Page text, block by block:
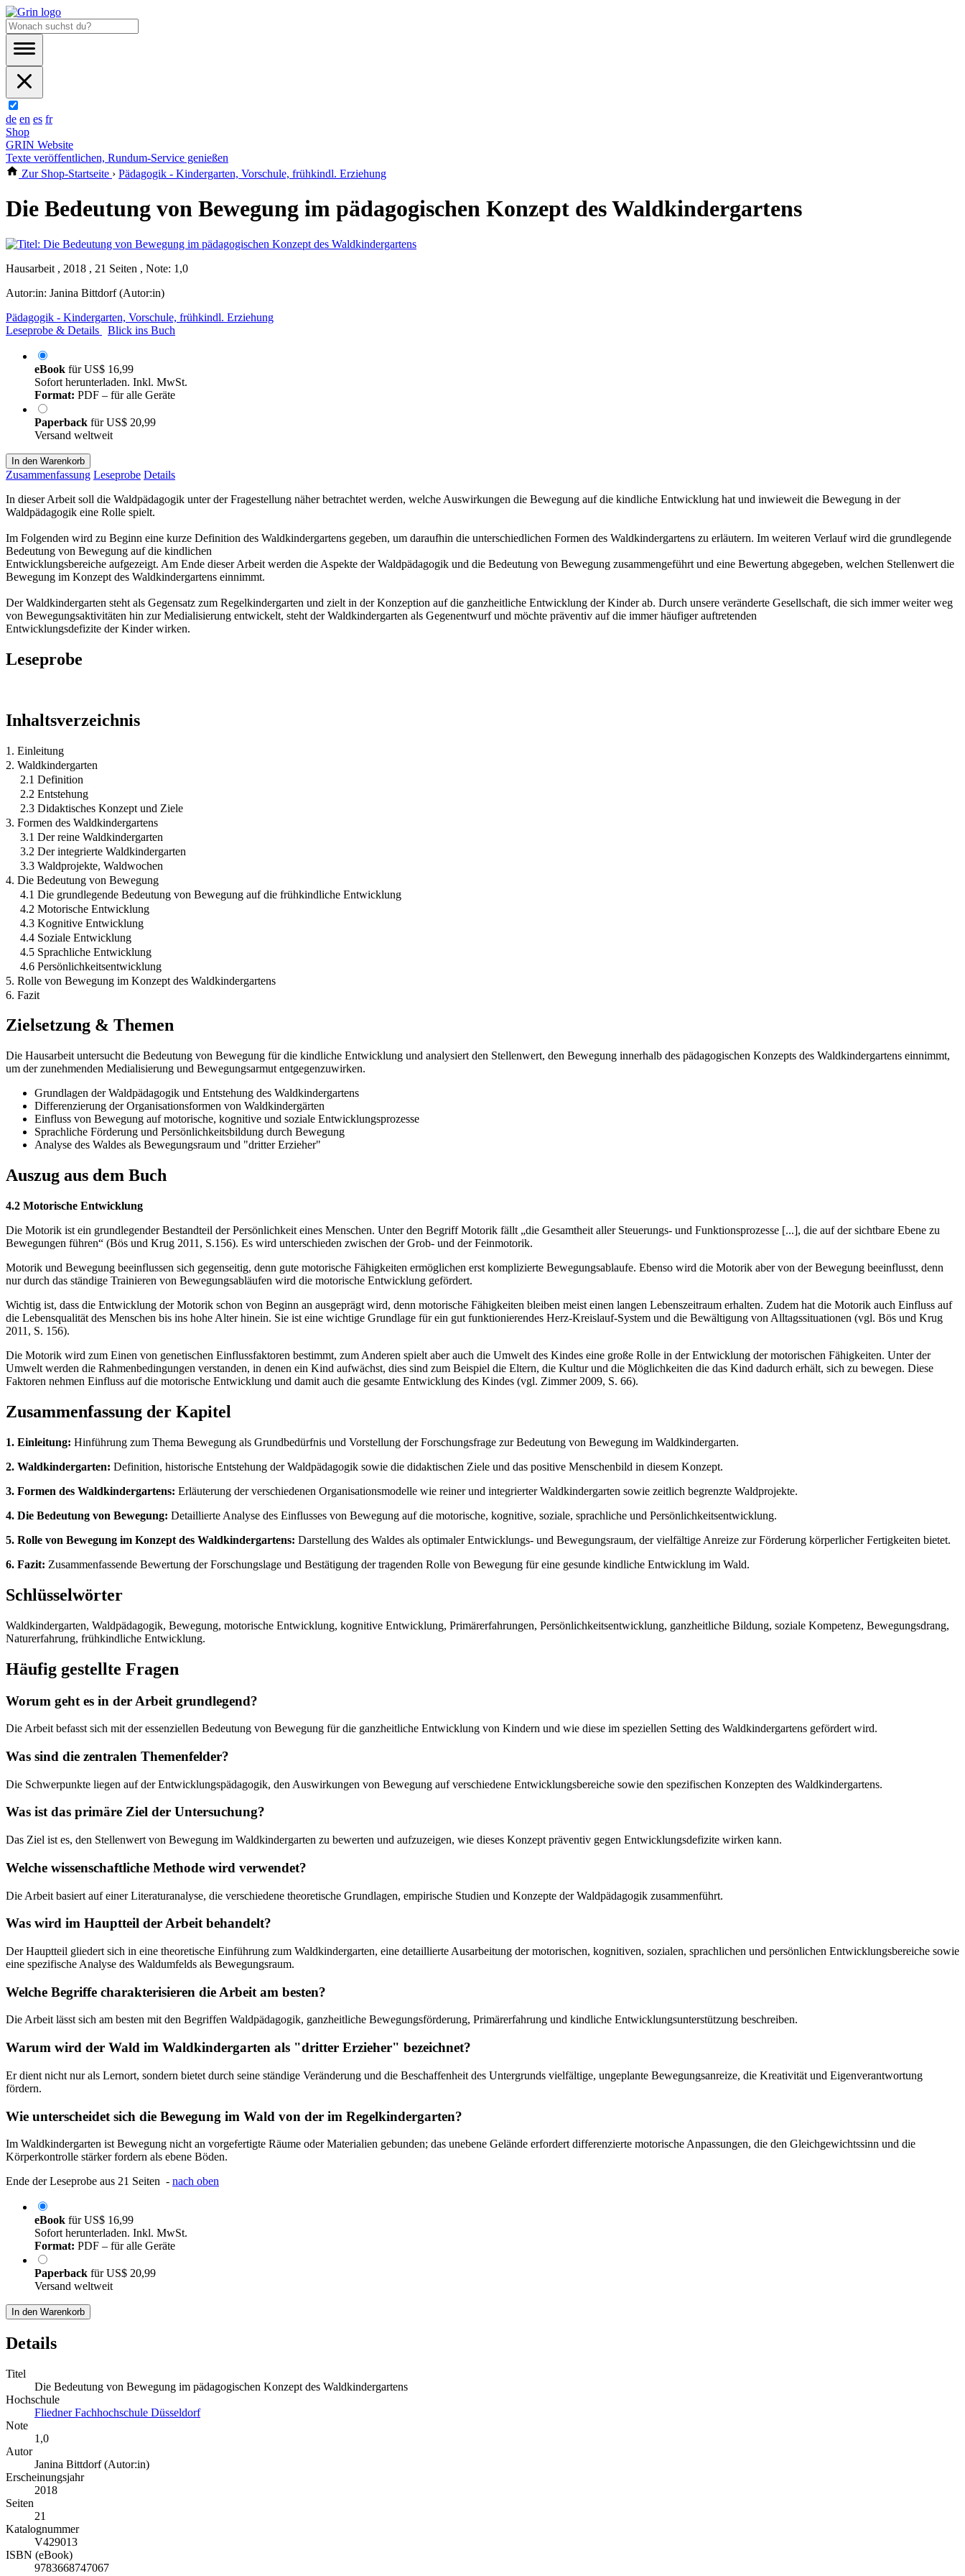
de en es fr
Shop
GRIN Website
Texte veröffentlichen, Rundum-Service genießen
Zur Shop-Startseite › Pädagogik - Kindergarten, Vorschule, frühkindl. Erziehung
Die Bedeutung von Bewegung im pädagogischen Konzept des Waldkindergartens
Hausarbeit , 2018 , 21 Seiten , Note: 1,0
Autor:in: Janina Bittdorf (Autor:in)
Pädagogik - Kindergarten, Vorschule, frühkindl. Erziehung
Leseprobe & Details
Blick ins Buch
eBook fürUS$ 16,99
Sofort herunterladen. Inkl. MwSt.
Format: PDF – für alle Geräte
Paperback fürUS$ 20,99
Versand weltweit
In den Warenkorb
Zusammenfassung Leseprobe Details
In dieser Arbeit soll die Waldpädagogik unter der Fragestellung näher betrachtet werden, welche Auswirkungen die Bewegung auf die kindliche Entwicklung hat und inwieweit die Bewegung in der
Waldpädagogik eine Rolle spielt.
Im Folgenden wird zu Beginn eine kurze Definition des Waldkindergartens gegeben, um daraufhin die unterschiedlichen Formen des Waldkindergartens zu erläutern. Im weiteren Verlauf wird die grundlegende
Bedeutung von Bewegung auf die kindlichen
Entwicklungsbereiche aufgezeigt. Am Ende dieser Arbeit werden die Aspekte der Waldpädagogik und die Bedeutung von Bewegung zusammengeführt und eine Bewertung abgegeben, welchen Stellenwert die
Bewegung im Konzept des Waldkindergartens einnimmt.
Der Waldkindergarten steht als Gegensatz zum Regelkindergarten und zielt in der Konzeption auf die ganzheitliche Entwicklung der Kinder ab. Durch unsere veränderte Gesellschaft, die sich immer weiter weg
von Bewegungsaktivitäten hin zur Medialisierung entwickelt, steht der Waldkindergarten als Gegenentwurf und möchte präventiv auf die immer häufiger auftretenden
Entwicklungsdefizite der Kinder wirken.
Leseprobe
Inhaltsverzeichnis
1. Einleitung
2. Waldkindergarten
2.1 Definition
2.2 Entstehung
2.3 Didaktisches Konzept und Ziele
3. Formen des Waldkindergartens
3.1 Der reine Waldkindergarten
3.2 Der integrierte Waldkindergarten
3.3 Waldprojekte, Waldwochen
4. Die Bedeutung von Bewegung
4.1 Die grundlegende Bedeutung von Bewegung auf die frühkindliche Entwicklung
4.2 Motorische Entwicklung
4.3 Kognitive Entwicklung
4.4 Soziale Entwicklung
4.5 Sprachliche Entwicklung
4.6 Persönlichkeitsentwicklung
5. Rolle von Bewegung im Konzept des Waldkindergartens
6. Fazit
Zielsetzung & Themen
Die Hausarbeit untersucht die Bedeutung von Bewegung für die kindliche Entwicklung und analysiert den Stellenwert, den Bewegung innerhalb des pädagogischen Konzepts des Waldkindergartens einnimmt,
um der zunehmenden Medialisierung und Bewegungsarmut entgegenzuwirken.
Grundlagen der Waldpädagogik und Entstehung des Waldkindergartens
Differenzierung der Organisationsformen von Waldkindergärten
Einfluss von Bewegung auf motorische, kognitive und soziale Entwicklungsprozesse
Sprachliche Förderung und Persönlichkeitsbildung durch Bewegung
Analyse des Waldes als Bewegungsraum und "dritter Erzieher"
Auszug aus dem Buch
4.2 Motorische Entwicklung
Die Motorik ist ein grundlegender Bestandteil der Persönlichkeit eines Menschen. Unter den Begriff Motorik fällt „die Gesamtheit aller Steuerungs- und Funktionsprozesse [...], die auf der sichtbare Ebene zu
Bewegungen führen“ (Bös und Krug 2011, S.156). Es wird unterschieden zwischen der Grob- und der Feinmotorik.
Motorik und Bewegung beeinflussen sich gegenseitig, denn gute motorische Fähigkeiten ermöglichen erst komplizierte Bewegungsablaufe. Ebenso wird die Motorik aber von der Bewegung beeinflusst, denn
nur durch das ständige Trainieren von Bewegungsabläufen wird die motorische Entwicklung gefördert.
Wichtig ist, dass die Entwicklung der Motorik schon von Beginn an ausgeprägt wird, denn motorische Fähigkeiten bleiben meist einen langen Lebenszeitraum erhalten. Zudem hat die Motorik auch Einfluss auf
die Lebensqualität des Menschen bis ins hohe Alter hinein. Sie ist eine wichtige Grundlage für ein gut funktionierendes Herz-Kreislauf-System und die Bewältigung von Alltagssituationen (vgl. Bös und Krug
2011, S. 156).
Die Motorik wird zum Einen von genetischen Einflussfaktoren bestimmt, zum Anderen spielt aber auch die Umwelt des Kindes eine große Rolle in der Entwicklung der motorischen Fähigkeiten. Unter der
Umwelt werden die Rahmenbedingungen verstanden, in denen ein Kind aufwächst, dies sind zum Beispiel die Eltern, die Kultur und die Möglichkeiten die das Kind dadurch erhält, sich zu bewegen. Diese
Faktoren nehmen Einfluss auf die motorische Entwicklung und damit auch die gesamte Entwicklung des Kindes (vgl. Zimmer 2009, S. 66).
Zusammenfassung der Kapitel
1. Einleitung: Hinführung zum Thema Bewegung als Grundbedürfnis und Vorstellung der Forschungsfrage zur Bedeutung von Bewegung im Waldkindergarten.
2. Waldkindergarten: Definition, historische Entstehung der Waldpädagogik sowie die didaktischen Ziele und das positive Menschenbild in diesem Konzept.
3. Formen des Waldkindergartens: Erläuterung der verschiedenen Organisationsmodelle wie reiner und integrierter Waldkindergarten sowie zeitlich begrenzte Waldprojekte.
4. Die Bedeutung von Bewegung: Detaillierte Analyse des Einflusses von Bewegung auf die motorische, kognitive, soziale, sprachliche und Persönlichkeitsentwicklung.
5. Rolle von Bewegung im Konzept des Waldkindergartens: Darstellung des Waldes als optimaler Entwicklungs- und Bewegungsraum, der vielfältige Anreize zur Förderung körperlicher Fertigkeiten bietet.
6. Fazit: Zusammenfassende Bewertung der Forschungslage und Bestätigung der tragenden Rolle von Bewegung für eine gesunde kindliche Entwicklung im Wald.
Schlüsselwörter
Waldkindergarten, Waldpädagogik, Bewegung, motorische Entwicklung, kognitive Entwicklung, Primärerfahrungen, Persönlichkeitsentwicklung, ganzheitliche Bildung, soziale Kompetenz, Bewegungsdrang,
Naturerfahrung, frühkindliche Entwicklung.
Häufig gestellte Fragen
Worum geht es in der Arbeit grundlegend?
Die Arbeit befasst sich mit der essenziellen Bedeutung von Bewegung für die ganzheitliche Entwicklung von Kindern und wie diese im speziellen Setting des Waldkindergartens gefördert wird.
Was sind die zentralen Themenfelder?
Die Schwerpunkte liegen auf der Entwicklungspädagogik, den Auswirkungen von Bewegung auf verschiedene Entwicklungsbereiche sowie den spezifischen Konzepten des Waldkindergartens.
Was ist das primäre Ziel der Untersuchung?
Das Ziel ist es, den Stellenwert von Bewegung im Waldkindergarten zu bewerten und aufzuzeigen, wie dieses Konzept präventiv gegen Entwicklungsdefizite wirken kann.
Welche wissenschaftliche Methode wird verwendet?
Die Arbeit basiert auf einer Literaturanalyse, die verschiedene theoretische Grundlagen, empirische Studien und Konzepte der Waldpädagogik zusammenführt.
Was wird im Hauptteil der Arbeit behandelt?
Der Hauptteil gliedert sich in eine theoretische Einführung zum Waldkindergarten, eine detaillierte Ausarbeitung der motorischen, kognitiven, sozialen, sprachlichen und persönlichen Entwicklungsbereiche sowie
eine spezifische Analyse des Waldumfelds als Bewegungsraum.
Welche Begriffe charakterisieren die Arbeit am besten?
Die Arbeit lässt sich am besten mit den Begriffen Waldpädagogik, ganzheitliche Bewegungsförderung, Primärerfahrung und kindliche Entwicklungsunterstützung beschreiben.
Warum wird der Wald im Waldkindergarten als "dritter Erzieher" bezeichnet?
Er dient nicht nur als Lernort, sondern bietet durch seine ständige Veränderung und die Beschaffenheit des Untergrunds vielfältige, ungeplante Bewegungsanreize, die Kreativität und Eigenverantwortung
fördern.
Wie unterscheidet sich die Bewegung im Wald von der im Regelkindergarten?
Im Waldkindergarten ist Bewegung nicht an vorgefertigte Räume oder Materialien gebunden; das unebene Gelände erfordert differenzierte motorische Anpassungen, die den Gleichgewichtssinn und die
Körperkontrolle stärker fordern als ebene Böden.
Ende der Leseprobe aus 21 Seiten - nach oben
eBook fürUS$ 16,99
Sofort herunterladen. Inkl. MwSt.
Format: PDF – für alle Geräte
Paperback fürUS$ 20,99
Versand weltweit
In den Warenkorb
Details
Titel
Die Bedeutung von Bewegung im pädagogischen Konzept des Waldkindergartens
Hochschule
Fliedner Fachhochschule Düsseldorf
Note
1,0
Autor
Janina Bittdorf (Autor:in)
Erscheinungsjahr
2018
Seiten
21
Katalognummer
V429013
ISBN (eBook)
9783668747067